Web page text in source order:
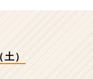
）